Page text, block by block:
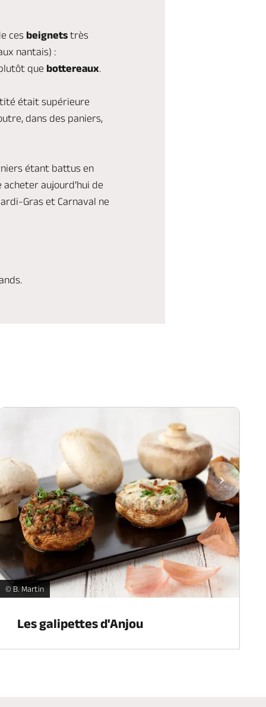
ces beignets très
nantais) :
que bottereaux.
était supérieure
dans des paniers,
étant battus en
aujourd’hui de
Gras et Carnaval ne
Les galipettes d'Anjou -
© B. Martin
Les galipettes d'Anjou
Page